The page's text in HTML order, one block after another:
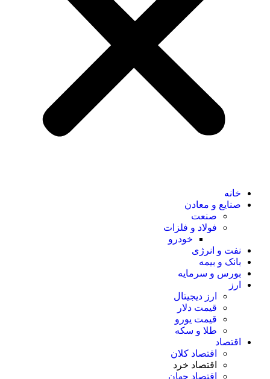
خانه
صنایع و معادن
صنعت
فولاد و فلزات
خودرو
نفت و انرژی
بانک و بیمه
بورس و سرمایه
ارز
ارز دیجیتال
قیمت دلار
قیمت یورو
طلا و سکه
اقتصاد
اقتصاد کلان
اقتصاد خرد
اقتصاد جهان